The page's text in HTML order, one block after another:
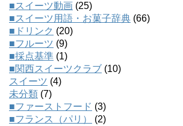
■スイーツ動画 (25)
■スイーツ用語・お菓子辞典 (66)
■ドリンク (20)
■フルーツ (9)
■採点基準 (1)
■関西スイーツクラブ (10)
スイーツ (4)
未分類 (7)
■ファーストフード (3)
■フランス（パリ）
(2)